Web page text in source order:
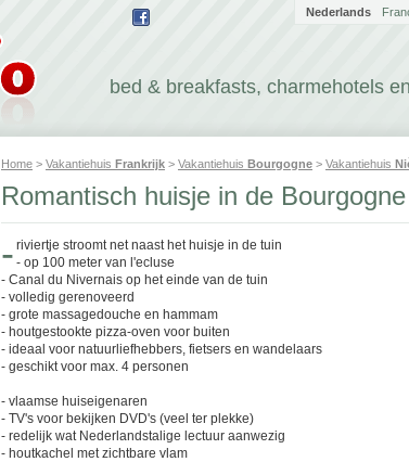
bed & breakfasts, charmehotels
Nederlands
Home > Vakantiehuis Frankrijk > Vakantiehuis Bourgogne > Vakantiehuis
Romantisch huisje in de
- riviertje stroomt net naast het huisje in de tuin
- op 100 meter van l'ecluse
- Canal du Nivernais op het einde van de tuin
- volledig gerenoveerd
- grote massagedouche en hammam
- houtgestookte pizza-oven voor buiten
- ideaal voor natuurliefhebbers, fietsers en wandelaars
- geschikt voor max. 4 personen
- vlaamse huiseigenaren
- TV's voor bekijken DVD's (veel ter plekke)
- redelijk wat Nederlandstalige lectuur aanwezig
- houtkachel met zichtbare vlam